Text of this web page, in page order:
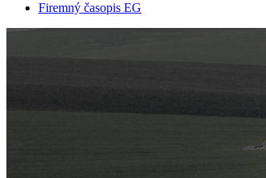
Firemný časopis EG